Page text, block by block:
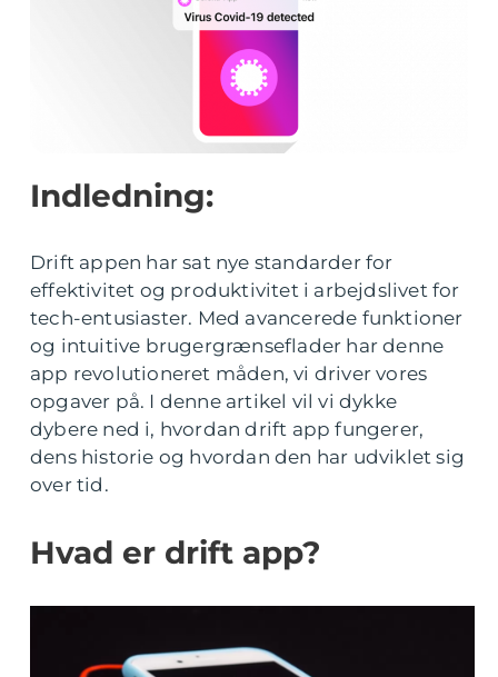
Indledning:
Drift appen har sat nye standarder for
effektivitet og produktivitet i arbejdslivet for
tech-entusiaster. Med avancerede funktioner
og intuitive brugergrænseflader har denne
app revolutioneret måden, vi driver vores
opgaver på. I denne artikel vil vi dykke
dybere ned i, hvordan drift app fungerer,
dens historie og hvordan den har udviklet sig
over tid.
Hvad er drift app?